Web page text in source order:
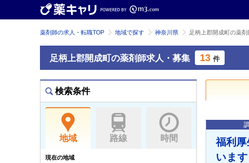
薬剤師の求人・転職TOP 地域で探す 神奈川県 足柄上郡開成町の薬
足柄上郡開成町の薬剤師求人・募集 13 件
検索条件
地域 路線 時間
現在の地域
福利
います